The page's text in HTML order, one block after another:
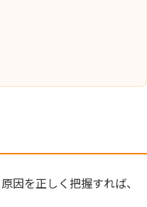
因を正しく把握すれば、